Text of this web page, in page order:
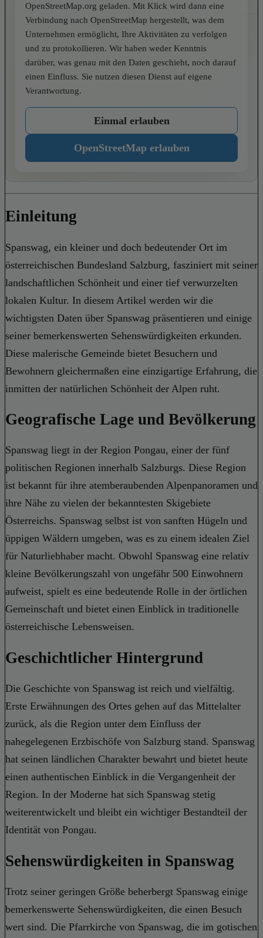
OpenStreetMap.org geladen. Mit Klick wird dann eine
Verbindung nach OpenStreetMap hergestellt, was dem
Unternehmen ermöglicht, Ihre Aktivitäten zu verfolgen
und zu protokollieren. Wir haben weder Kenntnis
darüber, was genau mit den Daten geschieht, noch darauf
einen Einfluss. Sie nutzen diesen Dienst auf eigene
Verantwortung.
Einmal erlauben
OpenStreetMap erlauben
Einleitung
Spanswag, ein kleiner und doch bedeutender Ort im
österreichischen Bundesland Salzburg, fasziniert mit seiner
landschaftlichen Schönheit und einer tief verwurzelten
lokalen Kultur. In diesem Artikel werden wir die
wichtigsten Daten über Spanswag präsentieren und einige
seiner bemerkenswerten Sehenswürdigkeiten erkunden.
Diese malerische Gemeinde bietet Besuchern und
Bewohnern gleichermaßen eine einzigartige Erfahrung, die
inmitten der natürlichen Schönheit der Alpen ruht.
Geografische Lage und Bevölkerung
Spanswag liegt in der Region Pongau, einer der fünf
politischen Regionen innerhalb Salzburgs. Diese Region
ist bekannt für ihre atemberaubenden Alpenpanoramen und
ihre Nähe zu vielen der bekanntesten Skigebiete
Österreichs. Spanswag selbst ist von sanften Hügeln und
üppigen Wäldern umgeben, was es zu einem idealen Ziel
für Naturliebhaber macht. Obwohl Spanswag eine relativ
kleine Bevölkerungszahl von ungefähr 500 Einwohnern
aufweist, spielt es eine bedeutende Rolle in der örtlichen
Gemeinschaft und bietet einen Einblick in traditionelle
österreichische Lebensweisen.
Geschichtlicher Hintergrund
Die Geschichte von Spanswag ist reich und vielfältig.
Erste Erwähnungen des Ortes gehen auf das Mittelalter
zurück, als die Region unter dem Einfluss der
nahegelegenen Erzbischöfe von Salzburg stand. Spanswag
hat seinen ländlichen Charakter bewahrt und bietet heute
einen authentischen Einblick in die Vergangenheit der
Region. In der Moderne hat sich Spanswag stetig
weiterentwickelt und bleibt ein wichtiger Bestandteil der
Identität von Pongau.
Sehenswürdigkeiten in Spanswag
Trotz seiner geringen Größe beherbergt Spanswag einige
bemerkenswerte Sehenswürdigkeiten, die einen Besuch
wert sind. Die Pfarrkirche von Spanswag, die im gotischen